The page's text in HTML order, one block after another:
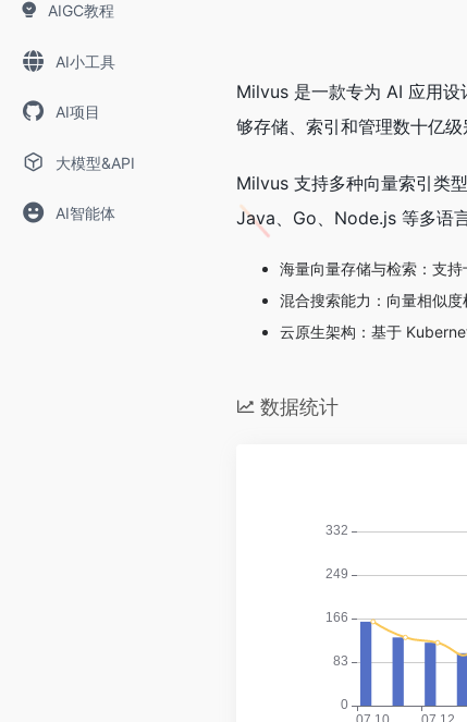
AIGC教程
AI小工具
AI项目
大模型&API
AI智能体
Milvus 是一款专为 AI 应用
够存储、索引和管理数十亿
Milvus 支持多种向量索引类
Java、Go、Node.js 等多语
海量向量存储与检索：支
混合搜索能力：向量相似
云原生架构：基于
数据统计